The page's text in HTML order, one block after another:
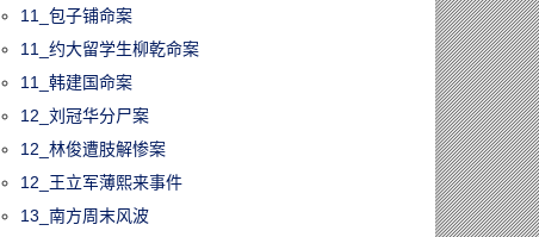
11_包子铺命案
11_约大留学生柳乾命案
11_韩建国命案
12_刘冠华分尸案
12_林俊遭肢解惨案
12_王立军薄熙来事件
13_南方周末风波